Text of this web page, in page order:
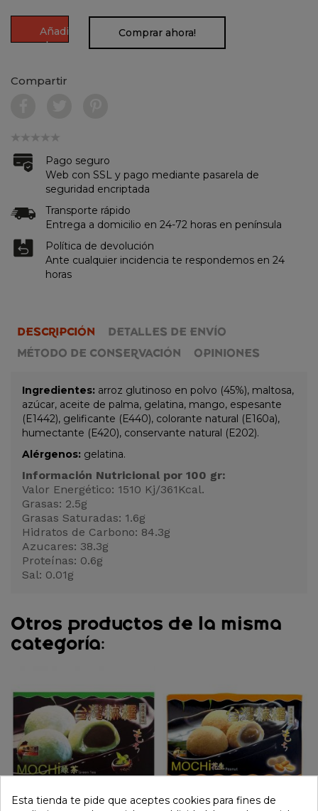
Añadir
al
Comprar ahora!
Compartir
Pago seguro
Web con SSL y pago mediante pasarela de
seguridad encriptada
Transporte rápido
Entrega a domicilio en 24-72 horas en península
Política de devolución
Ante cualquier incidencia te respondemos en 24
horas
DESCRIPCIÓN
DETALLES DE ENVÍO
MÉTODO DE CONSERVACIÓN
OPINIONES
Ingredientes: arroz glutinoso en polvo (45%), maltosa,
azúcar, aceite de palma, gelatina, mango, espesante
(E1442), gelificante (E440), colorante natural (E160a),
humectante (E420), conservante natural (E202).
Alérgenos: gelatina.
Información Nutricional por 100 gr:
Valor Energético: 1510 Kj/361Kcal.
Grasas: 2.5g
Grasas Saturadas: 1.6g
Hidratos de Carbono: 84.3g
Azucares: 38.3g
Proteínas: 0.6g
Sal: 0.01g
Otros productos de la misma
categoría:
Esta tienda te pide que aceptes cookies para fines de